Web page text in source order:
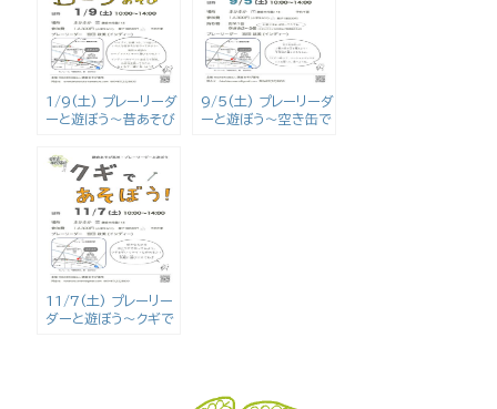
1/9(土) プレーリーダ
ーと遊ぼう〜昔あそび
9/5(土) プレーリーダ
ーと遊ぼう〜空き缶で
11/7(土) プレーリー
ダーと遊ぼう〜クギで